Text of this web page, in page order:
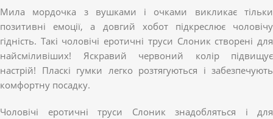
Мила мордочка з вушками і очками викликає тільки
позитивні емоції, а довгий хобот підкреслює чоловічу
гідність. Такі чоловічі еротичні труси Слоник створені для
найсміливіших! Яскравий червоний колір підвищує
настрій! Пласкі гумки легко розтягуються і забезпечують
комфортну посадку.
Чоловічі еротичні труси Слоник знадобляться і для